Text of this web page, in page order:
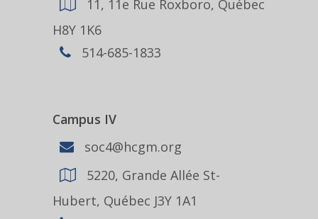
11, 11e Rue Roxboro, Québec
H8Y 1K6
514-685-1833
Campus IV
soc4@hcgm.org
5220, Grande Allée St-
Hubert, Québec J3Y 1A1